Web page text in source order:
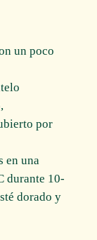
un poco
por
en una
durante 10-
dorado y